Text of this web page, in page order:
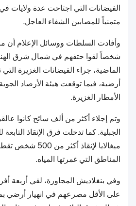
الفيضانات التي اجتاحت عدة ولايات
متمنياً للمصابين الشفاء العاجل.
شخصاً لقوا حتفهم في شمال شرق الهند
الماضية، جراء الفيضانات الغزيرة
أرضية، فيما توقعت هيئة الأرصاد
الأمطار الغزيرة.
وتم إجلاء أكثر من ألف سائح كانوا
الجبلية. كما تدخلت فرق الإنقاذ
ميغالايا لإنقاذ
المناطق التي غمرتها المياه.
وفي بنغلاديش المجاورة، لقي أربعة
على الأقل مصرعهم في انهيار أرضي